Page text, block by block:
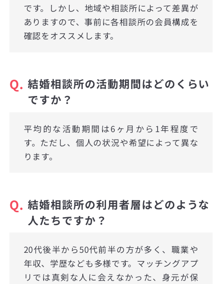
です。しかし、地域や相談所によって差異が
ありますので、事前に各相談所の会員構成を
確認をオススメします。
Q. 結婚相談所の活動期間はどのくらい
ですか？
平均的な活動期間は6ヶ月から1年程度で
す。ただし、個人の状況や希望によって異な
ります。
Q. 結婚相談所の利用者層はどのような
人たちですか？
20代後半から50代前半の方が多く、職業や
年収、学歴なども多様です。マッチングアプ
リでは真剣な人に会えなかった、身元が保